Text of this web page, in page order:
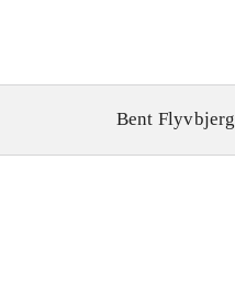
Bent Flyvbjerg